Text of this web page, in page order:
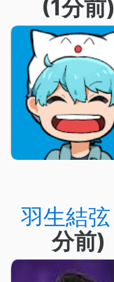
(1分前)
羽生結弦
分前)